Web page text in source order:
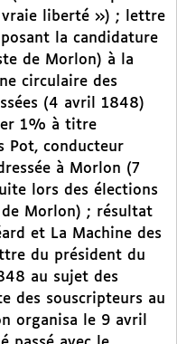
vraie liberté ») ; lettre
la candidature
de Morlon) à la
circulaire des
(4 avril 1848)
1% à titre
Pot, conducteur
à Morlon (7
lors des élections
de Morlon) ; résultat
et La Machine des
du président du
au sujet des
des souscripteurs au
organisa le 9 avril